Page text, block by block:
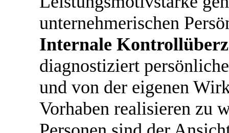
unternehmerischen
Internale
diagnostiziert
und von der eigenen
Vorhaben realisieren zu